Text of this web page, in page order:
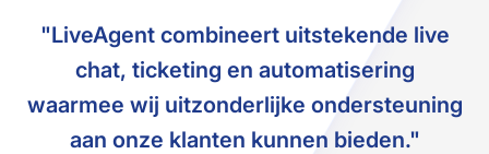
"LiveAgent combineert uitstekende live
chat, ticketing en automatisering
waarmee wij uitzonderlijke ondersteuning
aan onze klanten kunnen bieden."